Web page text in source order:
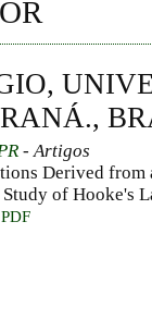
- Artigos
Derived
of Hooke's
PDF